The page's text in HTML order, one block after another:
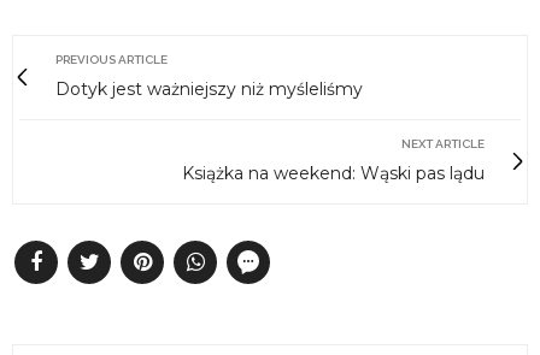
PREVIOUS ARTICLE
Dotyk jest ważniejszy niż myśleliśmy
NEXT ARTICLE
Książka na weekend: Wąski pas lądu